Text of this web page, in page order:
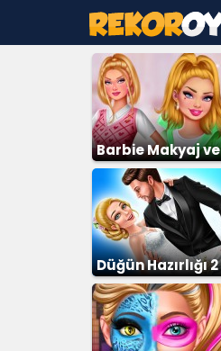
Barbie Makyaj ve
Giydirme
Düğün Hazırlığı 2